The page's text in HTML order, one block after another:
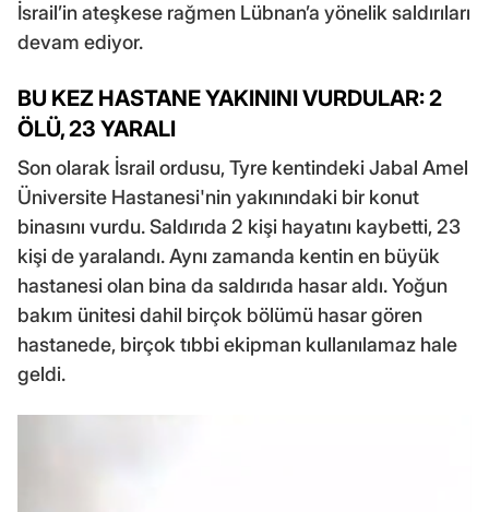
İsrail’in ateşkese rağmen Lübnan’a yönelik saldırıları
devam ediyor.
BU KEZ HASTANE YAKININI VURDULAR: 2
ÖLÜ, 23 YARALI
Son olarak İsrail ordusu, Tyre kentindeki Jabal Amel
Üniversite Hastanesi'nin yakınındaki bir konut
binasını vurdu. Saldırıda 2 kişi hayatını kaybetti, 23
kişi de yaralandı. Aynı zamanda kentin en büyük
hastanesi olan bina da saldırıda hasar aldı. Yoğun
bakım ünitesi dahil birçok bölümü hasar gören
hastanede, birçok tıbbi ekipman kullanılamaz hale
geldi.